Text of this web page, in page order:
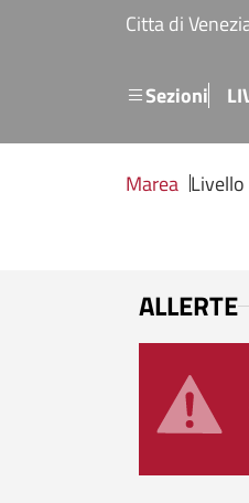
Salta al contenuto principale
Citta di
Sezioni
Marea
ALLERTE